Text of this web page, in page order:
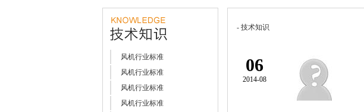
风机行业标准
风机行业标准
风机行业标准
风机行业标准
- 技术知识
06
2014-08